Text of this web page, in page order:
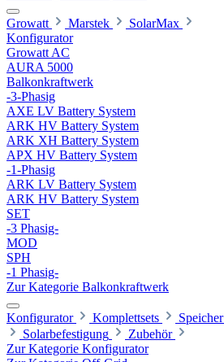
Growatt Marstek
SolarMax
Konfigurator
Growatt AC
AURA 5000
Balkonkraftwerk
-3-Phasig
AXE LV Battery System
ARK HV Battery System
ARK XH Battery System
APX HV Battery System
-1-Phasig
ARK LV Battery System
ARK HV Battery System
SET
-3 Phasig-
MOD
SPH
-1 Phasig-
Zur Kategorie Balkonkraftwerk
Konfigurator Komplettsets Speicher
Solarbefestigung
Zubehör
Zur Kategorie Konfigurator